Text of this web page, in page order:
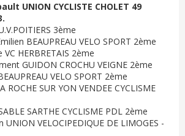
UNION CYCLISTE CHOLET 49
3ème
BEAUPREAU VELO SPORT 2ème
HERBRETAIS 2ème
GUIDON CROCHU VEIGNE 2ème
VELO SPORT 2ème
ROCHE SUR YON VENDEE CYCLISME
SARTHE CYCLISME PDL 2ème
UNION VELOCIPEDIQUE DE LIMOGES -